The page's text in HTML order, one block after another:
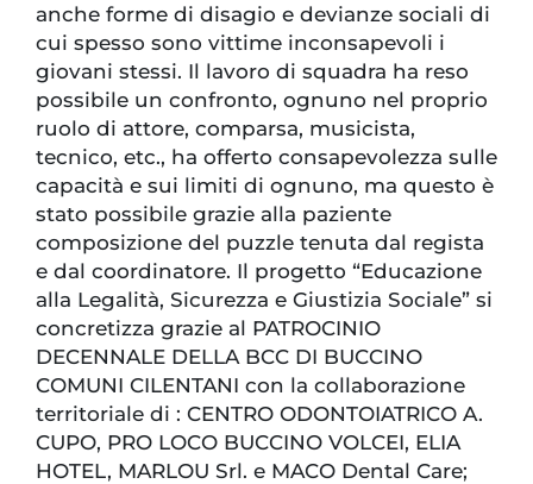
anche forme di disagio e devianze sociali di
cui spesso sono vittime inconsapevoli i
giovani stessi. Il lavoro di squadra ha reso
possibile un confronto, ognuno nel proprio
ruolo di attore, comparsa, musicista,
tecnico, etc., ha offerto consapevolezza sulle
capacità e sui limiti di ognuno, ma questo è
stato possibile grazie alla paziente
composizione del puzzle tenuta dal regista
e dal coordinatore. Il progetto “Educazione
alla Legalità, Sicurezza e Giustizia Sociale” si
concretizza grazie al PATROCINIO
DECENNALE DELLA BCC DI BUCCINO
COMUNI CILENTANI con la collaborazione
territoriale di : CENTRO ODONTOIATRICO A.
CUPO, PRO LOCO BUCCINO VOLCEI, ELIA
HOTEL, MARLOU Srl. e MACO Dental Care;